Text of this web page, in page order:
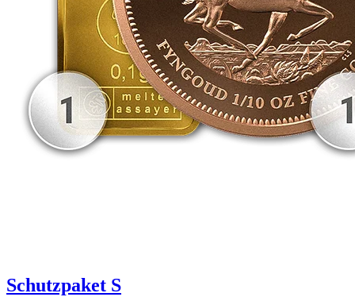
Schutzpaket S